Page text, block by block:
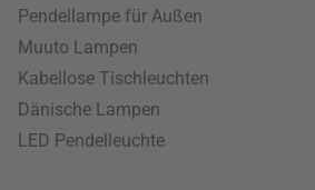
Pendellampe für Außen
Muuto Lampen
Kabellose Tischleuchten
Dänische Lampen
LED Pendelleuchte